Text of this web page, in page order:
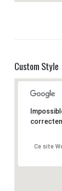
Custom Style
Ce site